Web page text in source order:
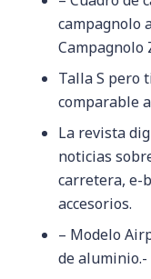
campagnolo
Campagnolo
Talla S pero
comparable
La revista
noticias
carretera, e-
accesorios.
– Modelo
de aluminio.-